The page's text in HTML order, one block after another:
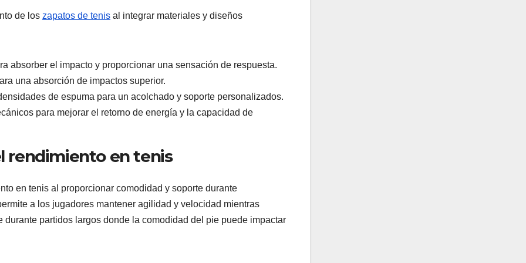
de los zapatos de tenis al integrar materiales y diseños
absorber el impacto y proporcionar una sensación de respuesta.
una absorción de impactos superior.
de espuma para un acolchado y soporte personalizados.
para mejorar el retorno de energía y la capacidad de
rendimiento en tenis
en tenis al proporcionar comodidad y soporte durante
a los jugadores mantener agilidad y velocidad mientras
partidos largos donde la comodidad del pie puede impactar